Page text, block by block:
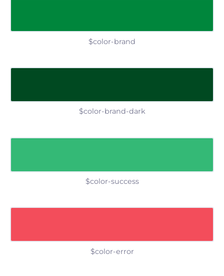
$color-brand
$color-brand-dark
$color-success
$color-error